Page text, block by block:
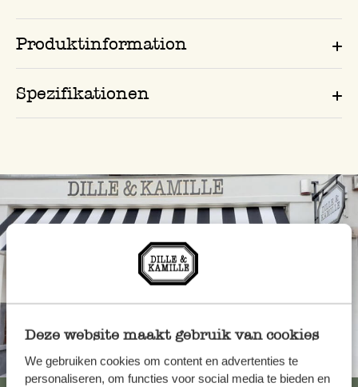
Deze website maakt gebruik van cookies
We gebruiken cookies om content en advertenties te
personaliseren, om functies voor social media te bieden en
Produktinformation
Spezifikationen
Immer in der Nähe